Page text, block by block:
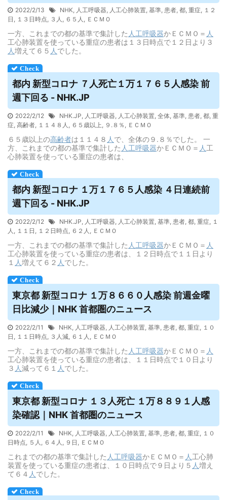
2022/2/13 NHK, 人工呼吸器, 人工心肺装置, 基準, 患者, 都, 重症, １２
日 , １３日時点, ３人 , ６５人 , ＥＣＭＯ
一方、これまでの都の基準で集計した 人工呼吸器かＥＣＭＯ＝ 人
工心肺装置を使っている重症の患者は１３日時点で１２日より３
人増えて６５ 人 でした。
都内 新型コロナ ７人死亡１万１７６５人感染 前
週下回る - NHK.JP
2022/2/12 NHK.JP, 人工呼吸器, 人工心肺装置, 全体, 基準, 患者, 都, 重
症, 高齢者, １１４８人 , ６５歳以上, ９.８％ , ＥＣＭＯ
６５歳以上の高齢者は１１４８ 人 で、全体の９.８％でした。 一
方、これまでの都の基準で集計した 人工呼吸器かＥＣＭＯ＝ 人 工
心肺装置を使っている重症の患者は、
都内 新型コロナ １万１７６５人感染 ４日連続前
週下回る - NHK.JP
2022/2/12 NHK.JP, 人工呼吸器, 人工心肺装置, 基準, 患者, 都, 重症, １
人 , １１日 , １２日時点, ６２人 , ＥＣＭＯ
一方、これまでの都の基準で集計した 人工呼吸器かＥＣＭＯ＝ 人
工心肺装置を使っている重症の患者は、１２日時点で１１日より
１ 人増えて６２ 人 でした。
東京都 新型コロナ １万８６６０人感染 前週金曜
日比減少｜NHK 首都圏のニュース
2022/2/11 NHK, 人工呼吸器, 人工心肺装置, 基準, 患者, 都, 重症, １０
日 , １１日時点, ３人減, ６１人 , ＥＣＭＯ
一方、これまでの都の基準で集計した 人工呼吸器かＥＣＭＯ＝ 人
工心肺装置を使っている重症の患者は、１１日時点で１０日より
３ 人減って６１ 人 でした。
東京都 新型コロナ １３人死亡 １万８８９１人感
染確認｜NHK 首都圏のニュース
2022/2/11 NHK, 人工呼吸器, 人工心肺装置, 基準, 患者, 都, 重症, １０
日時点, ５人 , ６４人 , ９日 , ＥＣＭＯ
これまでの都の基準で集計した 人工呼吸器かＥＣＭＯ＝ 人 工心肺
装置を使っている重症の患者は、１０日時点で９日より５ 人増え
て６４ 人 でした。